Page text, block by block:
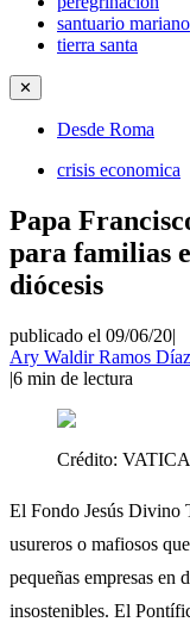
santuario mariano
tierra santa
✕
Desde Roma
crisis economica
Papa
para familias
diócesis
publicado el 09/06/20|
Ary Waldir Ramos Díaz
|6 min de lectura
Crédito:
El Fondo Jesús Divino
usureros o mafiosos
pequeñas empresas en
insostenibles. El